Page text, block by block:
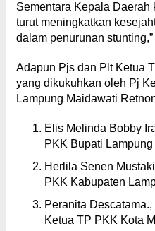
Sementara Kepala Daerah
turut meningkatkan
dalam penurunan
Adapun Pjs dan Plt Ketua
yang dikukuhkan oleh Pj
Lampung Maidawati
Elis Melinda Bobby
PKK Bupati Lampung
Herlila Senen
PKK Kabupaten
Peranita
Ketua TP PKK Kota